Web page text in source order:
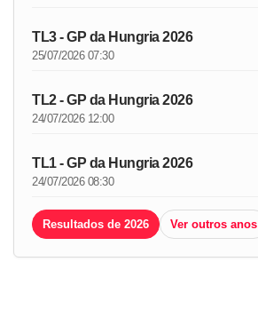
TL3 - GP da Hungria 2026
25/07/2026 07:30
TL2 - GP da Hungria 2026
24/07/2026 12:00
TL1 - GP da Hungria 2026
24/07/2026 08:30
Resultados de 2026 Ver outros anos